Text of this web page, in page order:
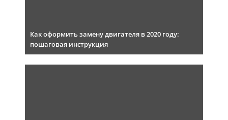
Как оформить замену двигателя в 2020 году:
пошаговая инструкция